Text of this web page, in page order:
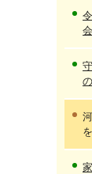
を